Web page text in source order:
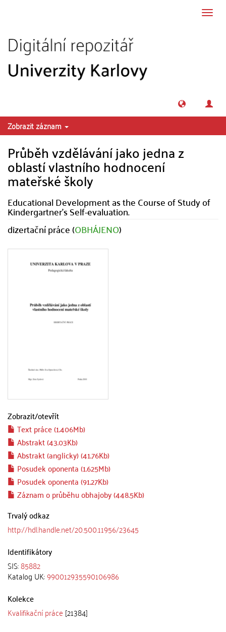
Zobrazit záznam
Průběh vzdělávání jako jedna z
oblastí vlastního hodnocení
mateřské školy
Educational Development as the Course of Study of
Kindergartner's Self-evaluation.
dizertační práce (OBHÁJENO)
Zobrazit/otevřít
Text práce (1.406Mb)
Abstrakt (43.03Kb)
Abstrakt (anglicky) (41.76Kb)
Posudek oponenta (1.625Mb)
Posudek oponenta (91.27Kb)
Záznam o průběhu obhajoby (448.5Kb)
Trvalý odkaz
http://hdl.handle.net/20.500.11956/23645
Identifikátory
SIS:85882
Katalog UK:990012935590106986
Kolekce
Kvalifikační práce [21384]